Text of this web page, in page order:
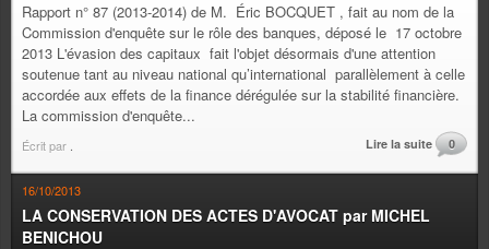
Rapport n° 87 (2013-2014) de M. Éric BOCQUET , fait au nom de la
Commission d'enquête sur le rôle des banques, déposé le 17 octobre
2013 L'évasion des capitaux fait l'objet désormais d'une attention
soutenue tant au niveau national qu’international parallèlement à celle
accordée aux effets de la finance dérégulée sur la stabilité financière.
La commission d'enquête...
Écrit par Lire la suite 0
16/10/2013
LA CONSERVATION DES ACTES D'AVOCAT par MICHEL
BENICHOU